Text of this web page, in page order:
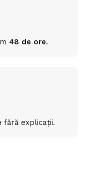
48 de ore.
fără explicații.